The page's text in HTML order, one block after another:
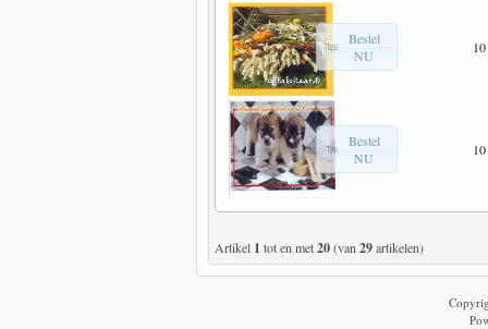
Bestel
NU
10
Bestel
NU
10
Artikel 1 tot en met20(van 29artikelen)